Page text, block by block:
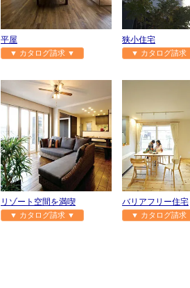
平屋
▼ カタログ請求 ▼
狭小住宅
▼ カタログ請
リゾート空間を満喫
▼ カタログ請求 ▼
バリアフリー住宅
▼ カタログ請